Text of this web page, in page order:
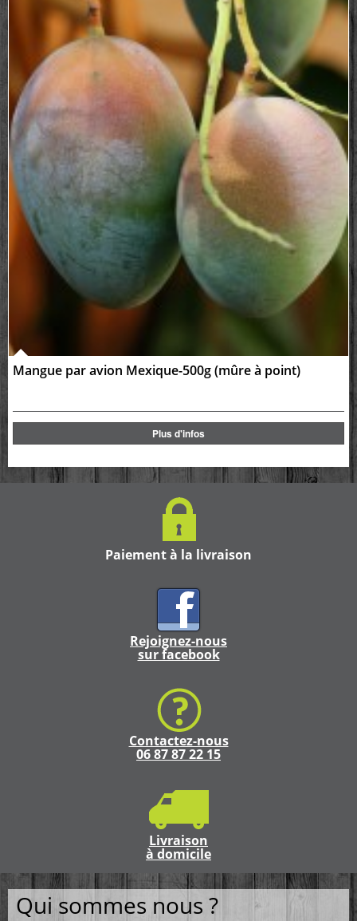
Mangue par avion Mexique-500g (mûre à point)
Plus d'infos
Paiement à la livraison
Rejoignez-nous
sur facebook
Contactez-nous
06 87 87 22 15
Livraison
à domicile
Qui sommes nous ?